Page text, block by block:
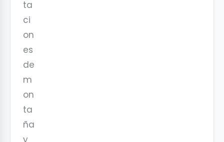
ta
ci
on
es
de
m
on
ta
ña
y